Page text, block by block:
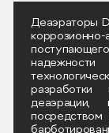
Деаэраторы
разработки
деаэрации,
посредством